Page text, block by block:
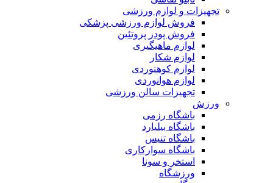
تجهیزات و لوازم ورزشی
فروش لوازم ورزشی پزشکی
فروش پودر پروتئین
لوازم ماهیگیری
لوازم شکار
لوازم کوهنوردی
لوازم هوانوردی
تجهیزات سالن ورزشی
ورزش
باشگاه رزمی
باشگاه بیلیارد
باشگاه تنیس
باشگاه سوارکاری
استخر و سونا
ورزشگاه